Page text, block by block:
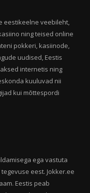
eestikeelne veebileht,
ning teised online
pokkeri, kasiinode,
uudised, Eestis
internetis ning
kuuluvad nii
kui mõttespordi
ega vastuta
eest. Jokker.ee
Eestis peab